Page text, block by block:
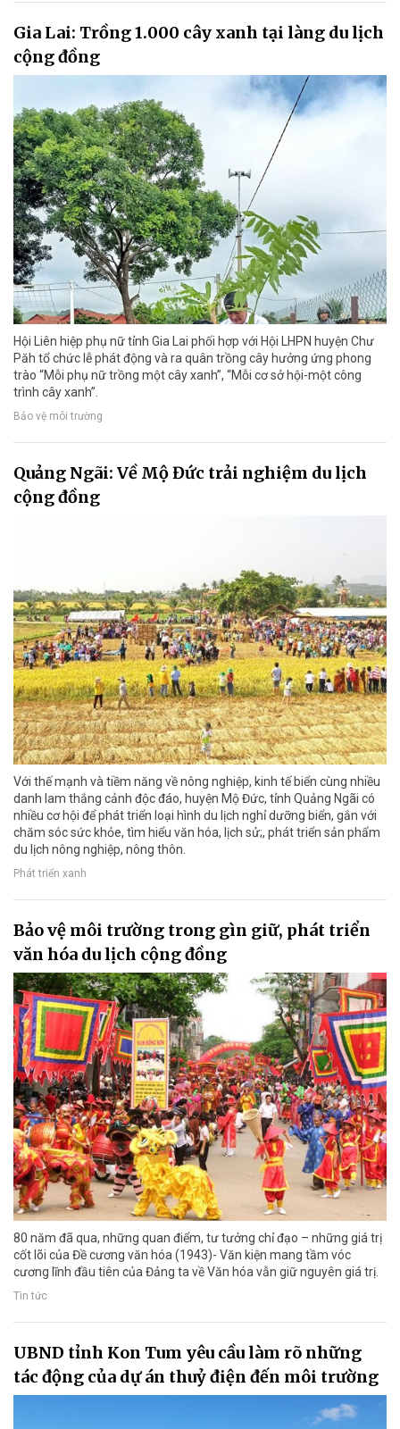
Gia Lai: Trồng 1.000 cây xanh tại làng du lịch
cộng đồng
Hội Liên hiệp phụ nữ tỉnh Gia Lai phối hợp với Hội LHPN huyện Chư
Păh tổ chức lễ phát động và ra quân trồng cây hưởng ứng phong
trào “Mỗi phụ nữ trồng một cây xanh”, “Mỗi cơ sở hội-một công
trình cây xanh”.
Bảo vệ môi trường
Quảng Ngãi: Về Mộ Đức trải nghiệm du lịch
cộng đồng
Với thế mạnh và tiềm năng về nông nghiệp, kinh tế biển cùng nhiều
danh lam thắng cảnh độc đáo, huyện Mộ Đức, tỉnh Quảng Ngãi có
nhiều cơ hội để phát triển loại hình du lịch nghỉ dưỡng biển, gắn với
chăm sóc sức khỏe, tìm hiểu văn hóa, lịch sử;, phát triển sản phẩm
du lịch nông nghiệp, nông thôn.
Phát triển xanh
Bảo vệ môi trường trong gìn giữ, phát triển
văn hóa du lịch cộng đồng
80 năm đã qua, những quan điểm, tư tưởng chỉ đạo – những giá trị
cốt lõi của Đề cương văn hóa (1943)- Văn kiện mang tầm vóc
cương lĩnh đầu tiên của Đảng ta về Văn hóa vẫn giữ nguyên giá trị.
Tin tức
UBND tỉnh Kon Tum yêu cầu làm rõ những
tác động của dự án thuỷ điện đến môi trường